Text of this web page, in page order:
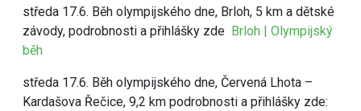
středa 17.6. Běh olympijského dne, Brloh, 5 km a dětské
závody, podrobnosti a přihlášky zde Brloh | Olympijský
běh
středa 17.6. Běh olympijského dne, Červená Lhota –
Kardašova Řečice, 9,2 km podrobnosti a přihlášky zde: